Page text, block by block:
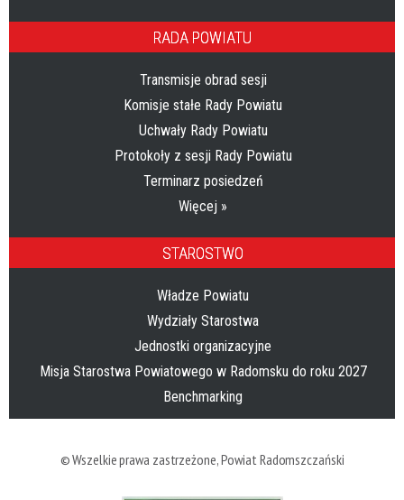
RADA POWIATU
Transmisje obrad sesji
Komisje stałe Rady Powiatu
Uchwały Rady Powiatu
Protokoły z sesji Rady Powiatu
Terminarz posiedzeń
Więcej »
STAROSTWO
Władze Powiatu
Wydziały Starostwa
Jednostki organizacyjne
Misja Starostwa Powiatowego w Radomsku do roku 2027
Benchmarking
© Wszelkie prawa zastrzeżone,Powiat Radomszczański